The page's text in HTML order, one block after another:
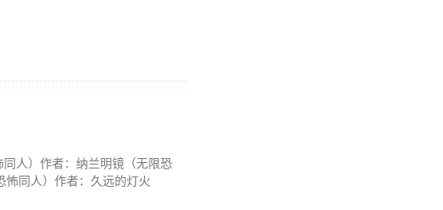
人）作者：纳兰明镜（无限恐
怖同人）作者：久远的灯火